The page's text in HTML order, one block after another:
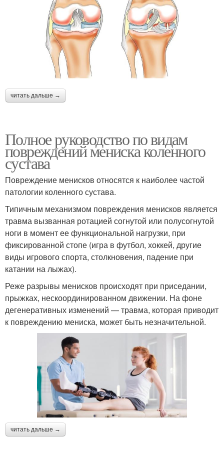
читать дальше →
Полное руководство по видам
повреждений мениска коленного
сустава
Повреждение менисков относятся к наиболее частой
патологии коленного сустава.
Типичным механизмом повреждения менисков является
травма вызванная ротацией согнутой или полусогнутой
ноги в момент ее функциональной нагрузки, при
фиксированной стопе (игра в футбол, хоккей, другие
виды игрового спорта, столкновения, падение при
катании на лыжах).
Реже разрывы менисков происходят при приседании,
прыжках, нескоординированном движении. На фоне
дегенеративных изменений — травма, которая приводит
к повреждению мениска, может быть незначительной.
читать дальше →